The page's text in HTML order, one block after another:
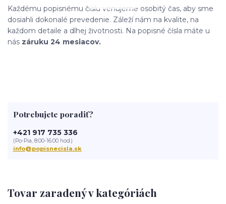
Každému popisnému číslu venujeme osobitý čas, aby sme
dosiahli dokonalé prevedenie. Záleží nám na kvalite, na
každom detaile a dlhej životnosti. Na popisné čísla máte u
nás záruku 24 mesiacov.
Tovar zaradený v kategóriách
Potrebujete poradiť?
+421 917 735 336
(Po-Pia, 8:00-16:00 hod.)
info@popisnecisla.sk